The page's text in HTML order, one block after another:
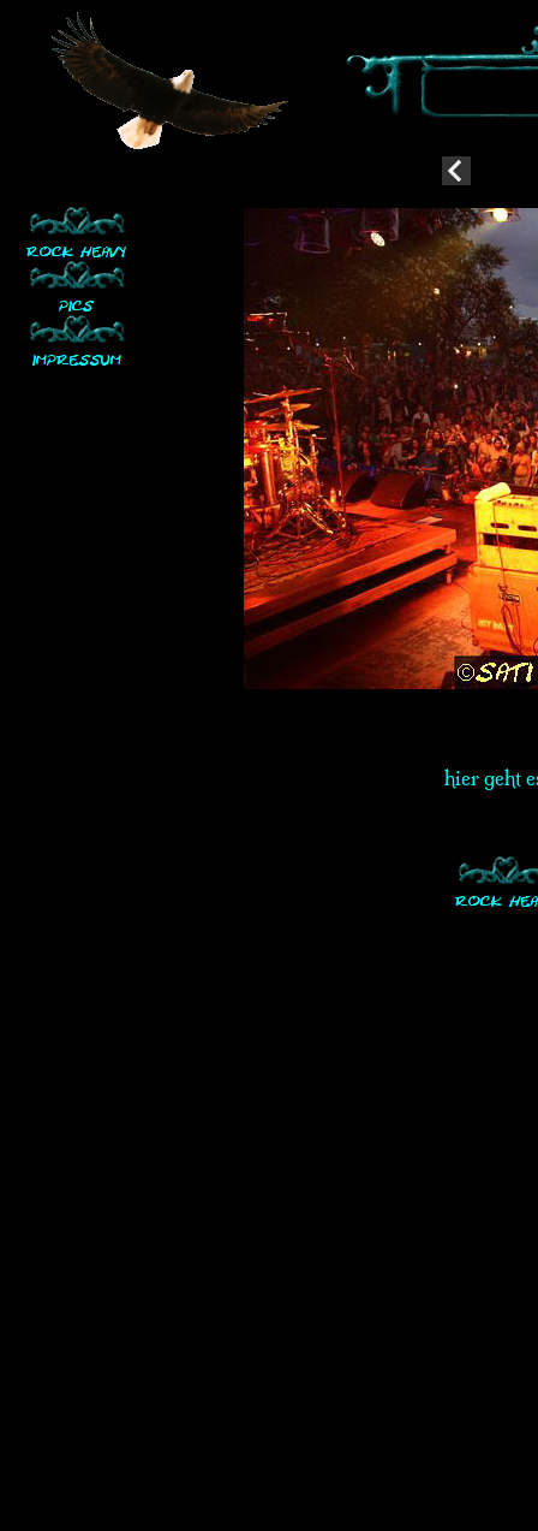
hier geht